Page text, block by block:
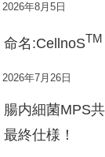
2026年8月5日
命名:CellnoSTM
2026年7月26日
腸内細菌MPS
最終仕様！